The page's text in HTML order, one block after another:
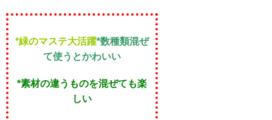
*緑のマステ大活躍*数種類混ぜ
て使うとかわいい
*素材の違うものを混ぜても楽
しい